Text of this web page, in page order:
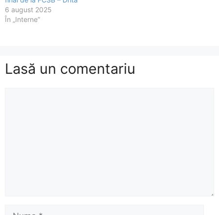
6 august 2025
În „Interne”
Lasă un comentariu